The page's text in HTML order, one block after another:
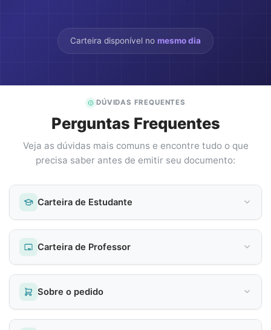
Carteira disponível no mesmo dia
DÚVIDAS FREQUENTES
Perguntas Frequentes
Veja as dúvidas mais comuns e encontre tudo o que
precisa saber antes de emitir seu documento:
Carteira de Estudante
Carteira de Professor
Sobre o pedido